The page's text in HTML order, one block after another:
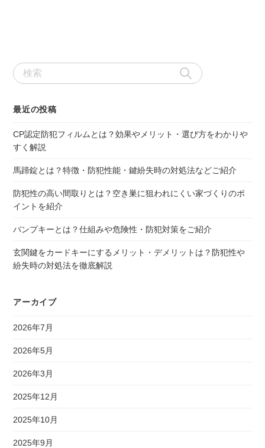
検
索:
最近の投稿
CP認定防犯フィルムとは？効果やメリット・選び方をわかりや
すく解説
馬蹄錠とは？特徴・防犯性能・鍵紛失時の対処法などご紹介
防犯性の高い間取りとは？空き巣に狙われにくい家づくりのポ
イントを紹介
バンプキーとは？仕組みや危険性・防犯対策をご紹介
玄関鍵をカードキーにするメリット・デメリットは？防犯性や
紛失時の対処法を徹底解説
アーカイブ
2026年7月
2026年5月
2026年3月
2025年12月
2025年10月
2025年9月